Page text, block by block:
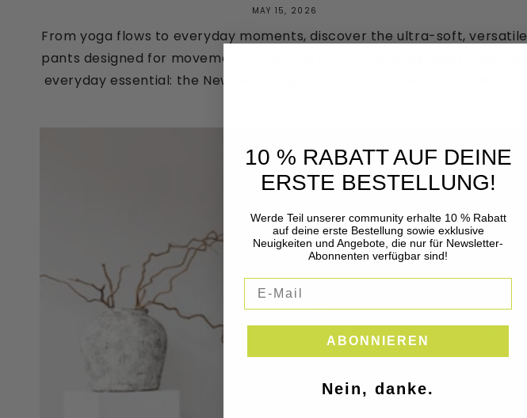
MAY 15, 2026
From yoga flows to everyday moments, discover the ultra-soft, versatile
pants designed for movement, style, and conscious living. Meet your new
everyday essential: the New Best Yoga Pants from Wellicious. Available...
10 % RABATT AUF DEINE
ERSTE BESTELLUNG!
Werde Teil unserer community erhalte 10 % Rabatt
auf deine erste Bestellung sowie exklusive
Neuigkeiten und Angebote, die nur für Newsletter-
Abonnenten verfügbar sind!
ABONNIEREN
Nein, danke.